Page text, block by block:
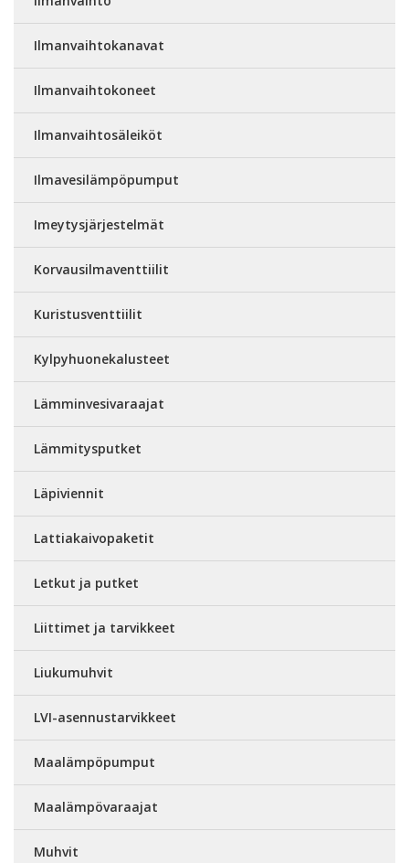
Ilmanvaihtokanavat
Ilmanvaihtokoneet
Ilmanvaihtosäleiköt
Ilmavesilämpöpumput
Imeytysjärjestelmät
Korvausilmaventtiilit
Kuristusventtiilit
Kylpyhuonekalusteet
Lämminvesivaraajat
Lämmitysputket
Läpiviennit
Lattiakaivopaketit
Letkut ja putket
Liittimet ja tarvikkeet
Liukumuhvit
LVI-asennustarvikkeet
Maalämpöpumput
Maalämpövaraajat
Muhvit